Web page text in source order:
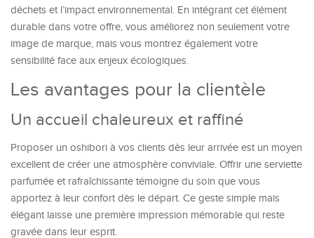
déchets et l’impact environnemental. En intégrant cet élément
durable dans votre offre, vous améliorez non seulement votre
image de marque, mais vous montrez également votre
sensibilité face aux enjeux écologiques.
Les avantages pour la clientèle
Un accueil chaleureux et raffiné
Proposer un oshibori à vos clients dès leur arrivée est un moyen
excellent de créer une atmosphère conviviale. Offrir une serviette
parfumée et rafraîchissante témoigne du soin que vous
apportez à leur confort dès le départ. Ce geste simple mais
élégant laisse une première impression mémorable qui reste
gravée dans leur esprit.